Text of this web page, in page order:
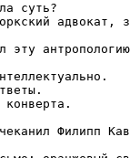
суть?
адвокат,
эту
конверта.
Филипп